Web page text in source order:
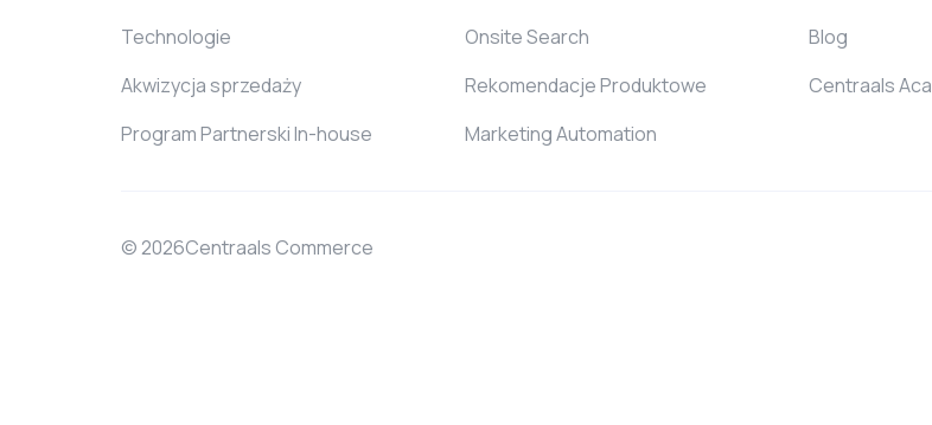
Technologie
Akwizycja sprzedaży
Program Partnerski In-house
Onsite Search
Rekomendacje Produktowe
Marketing Automation
Blog
Centraals
© 2026Centraals Commerce